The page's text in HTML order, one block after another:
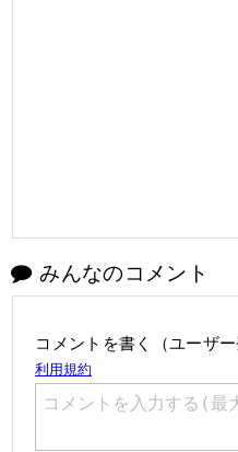
みんなのコメント
コメントを書く（ユーザー